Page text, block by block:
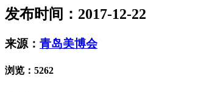
发布时间：2017-12-22
来源： 青岛美博会
浏览： 5262